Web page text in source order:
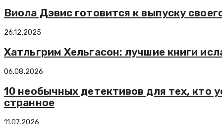
Виола Дэвис готовится к выпуску
26.12.2025
Хатльгрим Хельгасон: лучшие книги
06.08.2026
10 необычных детективов для тех, кто
странное
11.07.2026